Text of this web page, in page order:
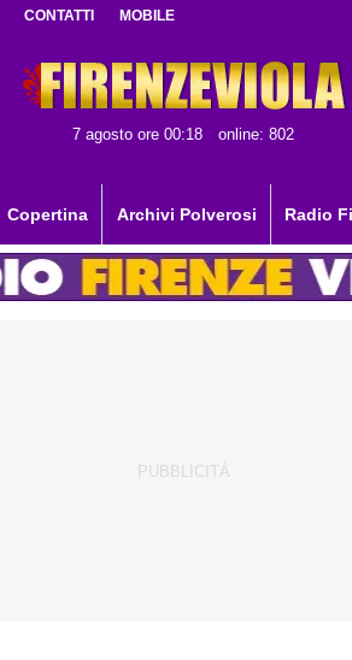
CONTATTI MOBILE
7 agosto ore 00:18 online: 802
Copertina Archivi Polverosi Radio